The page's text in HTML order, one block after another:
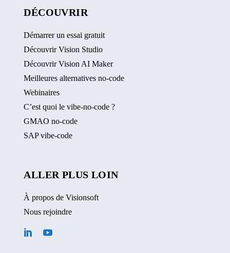
DÉCOUVRIR
Démarrer un essai gratuit
Découvrir Vision Studio
Découvrir Vision AI Maker
Meilleures alternatives no-code
Webinaires
C’est quoi le vibe-no-code ?
GMAO no-code
SAP vibe-code
ALLER PLUS LOIN
À propos de Visionsoft
Nous rejoindre